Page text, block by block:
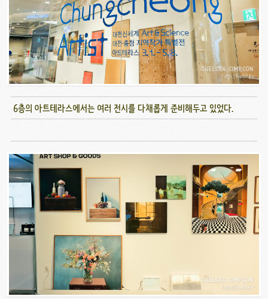
6층의 아트테라스에서는 여러 전시를 다채롭게 준비해두고 있었다.